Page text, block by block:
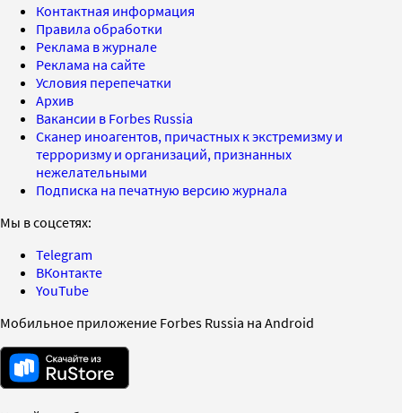
Контактная информация
Правила обработки
Реклама в журнале
Реклама на сайте
Условия перепечатки
Архив
Вакансии в Forbes Russia
Сканер иноагентов, причастных к экстремизму и
терроризму и организаций, признанных
нежелательными
Подписка на печатную версию журнала
Мы в соцсетях:
Telegram
ВКонтакте
YouTube
Мобильное приложение Forbes Russia на Android